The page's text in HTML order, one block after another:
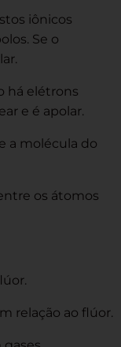
iônicos
Se o
há elétrons
e é apolar.
a molécula do
os átomos
relação ao flúor.